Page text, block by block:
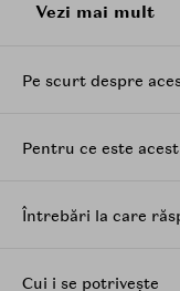
Impreuna cu
moale. Este un
Mod de utilizare:
Ingrediente:
extract de zmeura,
Vezi mai mult
Pe scurt despre
Pentru ce este
Întrebări la care
Cui i se potrivește